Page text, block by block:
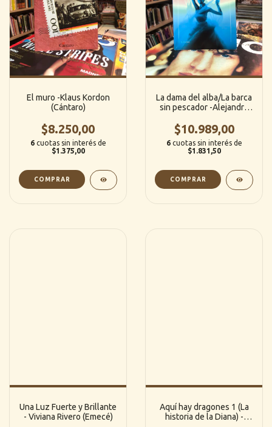
El muro -Klaus Kordon
(Cántaro)
$8.250,00
6 cuotas sin interés de
$1.375,00
La dama del alba/La barca
sin pescador -Alejandro
$10.989,00
6 cuotas sin interés de
$1.831,50
Una Luz Fuerte y Brillante
- Viviana Rivero (Emecé)
Aquí hay dragones 1 (La
historia de la Diana) -